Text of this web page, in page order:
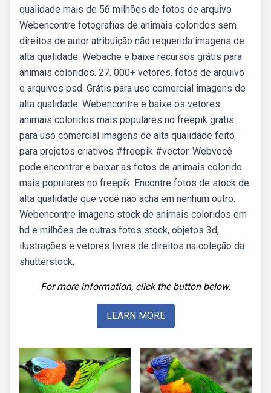
qualidade mais de 56 milhões de fotos de arquivo
Webencontre fotografias de animais coloridos sem
direitos de autor atribuição não requerida imagens de
alta qualidade. Webache e baixe recursos grátis para
animais coloridos. 27. 000+ vetores, fotos de arquivo
e arquivos psd. Grátis para uso comercial imagens de
alta qualidade. Webencontre e baixe os vetores
animais coloridos mais populares no freepik grátis
para uso comercial imagens de alta qualidade feito
para projetos criativos #freepik #vector. Webvocê
pode encontrar e baixar as fotos de animais colorido
mais populares no freepik. Encontre fotos de stock de
alta qualidade que você não acha em nenhum outro.
Webencontre imagens stock de animais coloridos em
hd e milhões de outras fotos stock, objetos 3d,
ilustrações e vetores livres de direitos na coleção da
shutterstock.
For more information, click the button below.
LEARN MORE